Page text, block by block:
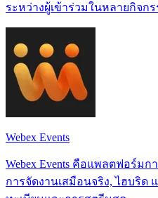
ระหว่างผู้เข้าร่วมในหลายกิจกร
Webex Events
Webex Events คือแพลตฟอร์ม
การจัดงานเสมือนจริง, ไฮบริด